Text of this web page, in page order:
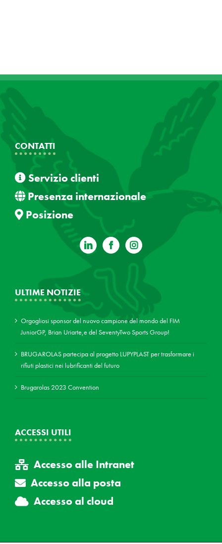
CONTATTI
Servizio clienti
Presenza internazionale
Posizione
ULTIME NOTIZIE
Orgogliosi sponsor del nuovo campione del mondo del FIM
JuniorGP, Brian Uriarte,e del SeventyTwo Sports Group!
BRUGAROLAS partecipa al progetto LUPYPLAST per trasformare i
rifiuti plastici nei lubrificanti del futuro
Brugarolas 2023 Convention
ACCESSI UTILI
Accesso alle Intranet
Accesso alla posta
Accesso al cloud